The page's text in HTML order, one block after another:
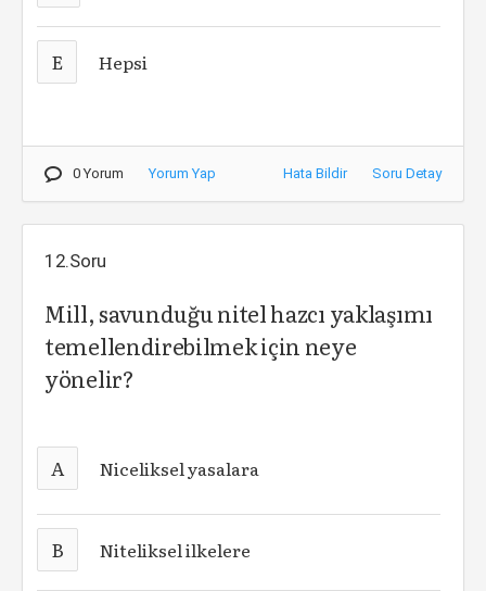
E Hepsi
0 Yorum Yorum Yap Hata Bildir Soru Detay
12.Soru
Mill, savunduğu nitel hazcı yaklaşımı
temellendirebilmek için neye
yönelir?
A Niceliksel yasalara
B Niteliksel ilkelere